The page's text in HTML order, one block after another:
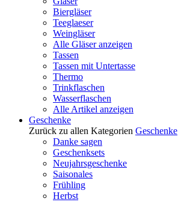
Biergläser
Teeglaeser
Weingläser
Alle Gläser anzeigen
Tassen
Tassen mit Untertasse
Thermo
Trinkflaschen
Wasserflaschen
Alle Artikel anzeigen
Geschenke
Zurück zu allen Kategorien Geschenke
Danke sagen
Geschenksets
Neujahrsgeschenke
Saisonales
Frühling
Herbst